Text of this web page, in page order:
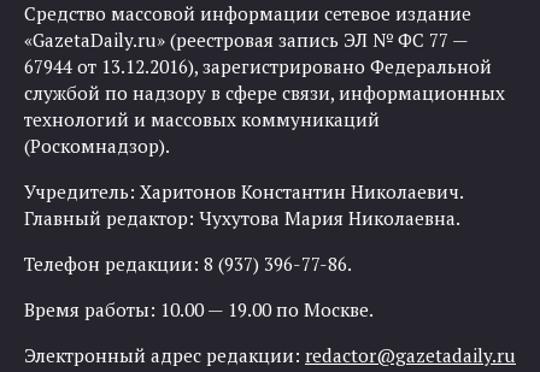
Средство массовой информации сетевое издание
«GazetaDaily.ru» (реестровая запись ЭЛ № ФС 77 —
67944 от 13.12.2016), зарегистрировано Федеральной
службой по надзору в сфере связи, информационных
технологий и массовых коммуникаций
(Роскомнадзор).
Учредитель: Харитонов Константин Николаевич.
Главный редактор: Чухутова Мария Николаевна.
Телефон редакции: 8 (937) 396-77-86.
Время работы: 10.00 — 19.00 по Москве.
Электронный адрес редакции: redactor@gazetadaily.ru